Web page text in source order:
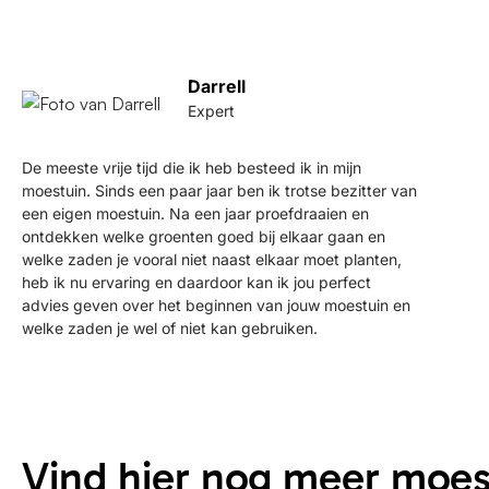
Darrell
Expert
De meeste vrije tijd die ik heb besteed ik in mijn
moestuin. Sinds een paar jaar ben ik trotse bezitter van
een eigen moestuin. Na een jaar proefdraaien en
ontdekken welke groenten goed bij elkaar gaan en
welke zaden je vooral niet naast elkaar moet planten,
heb ik nu ervaring en daardoor kan ik jou perfect
advies geven over het beginnen van jouw moestuin en
welke zaden je wel of niet kan gebruiken.
Vind hier nog meer